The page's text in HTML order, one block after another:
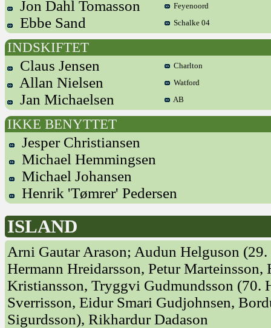
Jon Dahl Tomasson Feyenoord
Ebbe Sand Schalke 04
INDSKIFTET
Claus Jensen Charlton
Allan Nielsen Watford
Jan Michaelsen AB
IKKE BENYTTET
Jesper Christiansen
Michael Hemmingsen
Michael Johansen
Henrik 'Tømrer' Pedersen
ISLAND
Arni Gautar Arason; Audun Helguson
Hermann Hreidarsson, Petur
Kristiansson, Tryggvi Gudmundsson (70.
Sverrisson, Eidur Smari Gudjohnsen,
Sigurdsson), Rikhardur Dadason